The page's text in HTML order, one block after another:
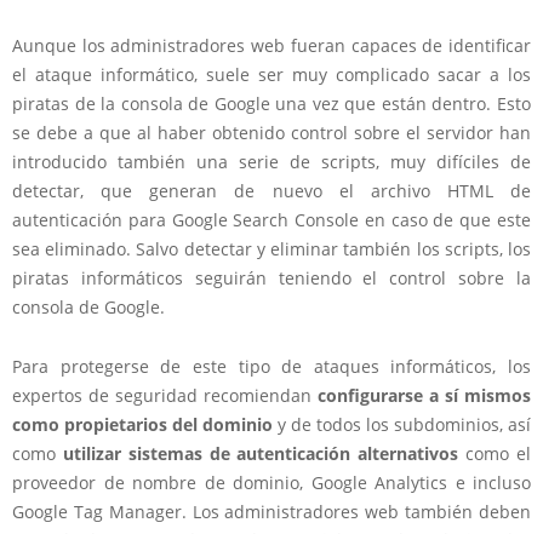
Aunque los administradores web fueran capaces de identificar
el ataque informático, suele ser muy complicado sacar a los
piratas de la consola de Google una vez que están dentro. Esto
se debe a que al haber obtenido control sobre el servidor han
introducido también una serie de scripts, muy difíciles de
detectar, que generan de nuevo el archivo HTML de
autenticación para Google Search Console en caso de que este
sea eliminado. Salvo detectar y eliminar también los scripts, los
piratas informáticos seguirán teniendo el control sobre la
consola de Google.
Para protegerse de este tipo de ataques informáticos, los
expertos de seguridad recomiendan configurarse a sí mismos
como propietarios del dominio y de todos los subdominios, así
como utilizar sistemas de autenticación alternativos como el
proveedor de nombre de dominio, Google Analytics e incluso
Google Tag Manager. Los administradores web también deben